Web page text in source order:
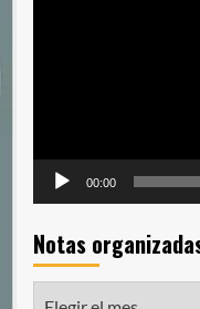
00:00
Notas